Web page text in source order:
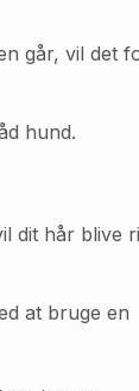
går, vil det
hund.
dit hår blive
at bruge en